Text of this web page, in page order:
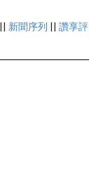
|| 新聞序列 || 讚享評